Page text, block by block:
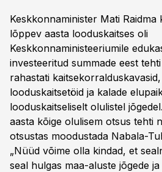
Keskkonnaminister Mati Raidma
lõppev aasta looduskaitses oli
Keskkonnaministeeriumile
investeeritud summade eest
rahastati
looduskaitsetöid ja kalade
looduskaitseliselt olulistel
aasta kõige olulisem otsus tehti
otsustas moodustada Nabala-
„Nüüd võime olla kindad, et
seal hulgas maa-aluste jõgede